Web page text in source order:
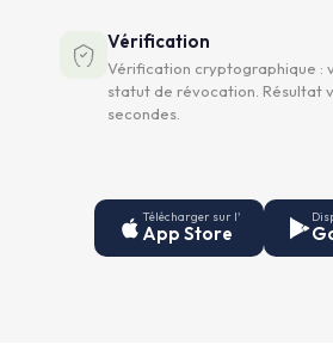
Vérification
Vérification cryptographique :
statut de révocation. Résultat
secondes.
Télécharger sur l'
App Store